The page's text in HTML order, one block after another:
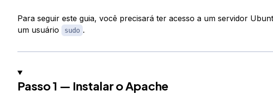
Para seguir este guia, você precisará ter acesso a um servidor
um usuário
sudo .
Passo 1 — Instalar o Apache